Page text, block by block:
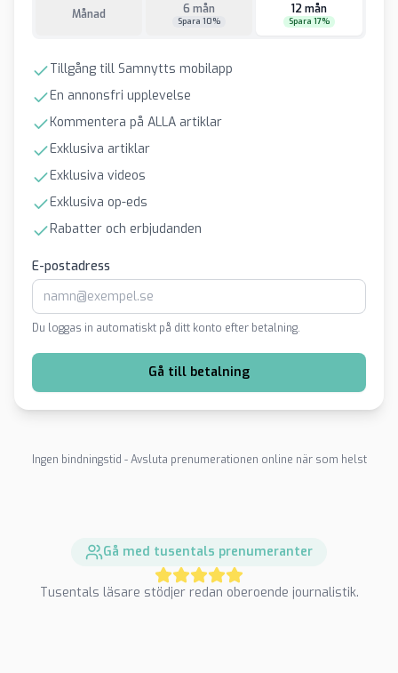
Månad 6 mån
Spara 10%
12 mån
Spara 17%
Tillgång till Samnytts mobilapp
En annonsfri upplevelse
Kommentera på ALLA artiklar
Exklusiva artiklar
Exklusiva videos
Exklusiva op-eds
Rabatter och erbjudanden
E-postadress
Du loggas in automatiskt på ditt konto efter betalning.
Gå till betalning
Ingen bindningstid - Avsluta prenumerationen online när som helst
Gå med tusentals prenumeranter
Tusentals läsare stödjer redan oberoende journalistik.